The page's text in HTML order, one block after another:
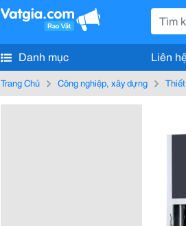
Danh mục Liên
Trang Chủ Công nghiệp, xây dựng